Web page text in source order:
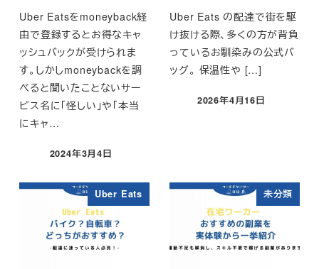
Uber Eatsをmoneyback経
由で登録するとお得なキャ
ッシュバックが受けられま
す。しかしmoneybackを調
べると聞いたことないサー
ビス名に「怪しい」や「本当
にキャ…
投稿日
2024年3月4日
Uber Eats の配達で街を駆
け抜ける際、多くの方が背負
っているお馴染みの公式バ
ッグ。 保温性や […]
投稿日
2026年4月16日
Uber Eats 未分類